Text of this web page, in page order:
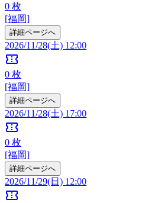
0 枚
[福岡]
詳細ページへ
2026/11/28(土) 12:00
confirmation_number
0 枚
[福岡]
詳細ページへ
2026/11/28(土) 17:00
confirmation_number
0 枚
[福岡]
詳細ページへ
2026/11/29(日) 12:00
confirmation_number